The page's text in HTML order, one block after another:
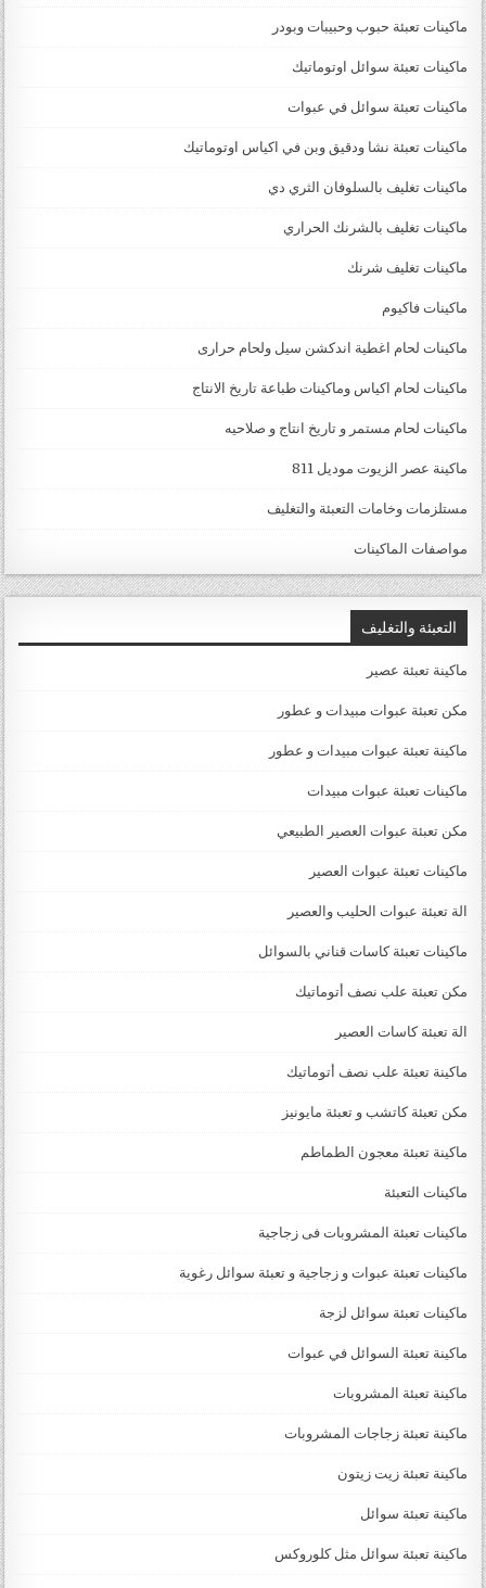
ماكينات تعبئة حبوب وحبيبات وبودر
ماكينات تعبئة سوائل اوتوماتيك
ماكينات تعبئة سوائل في عبوات
ماكينات تعبئة نشا ودقيق وبن في اكياس اوتوماتيك
ماكينات تغليف بالسلوفان الثري دي
ماكينات تغليف بالشرنك الحراري
ماكينات تغليف شرنك
ماكينات فاكيوم
ماكينات لحام اغطية اندكشن سيل ولحام حرارى
ماكينات لحام اكياس وماكينات طباعة تاريخ الانتاج
ماكينات لحام مستمر و تاريخ انتاج و صلاحيه
ماكينة عصر الزيوت موديل 811
مستلزمات وخامات التعبئة والتغليف
مواصفات الماكينات
التعبئة والتغليف
ماكينة تعبئة عصير
مكن تعبئة عبوات مبيدات و عطور
ماكينة تعبئة عبوات مبيدات و عطور
ماكينات تعبئة عبوات مبيدات
مكن تعبئة عبوات العصير الطبيعي
ماكينات تعبئة عبوات العصير
الة تعبئة عبوات الحليب والعصير
ماكينات تعبئة كاسات قناني بالسوائل
مكن تعبئة علب نصف أتوماتيك
الة تعبئة كاسات العصير
ماكينة تعبئة علب نصف أتوماتيك
مكن تعبئة كاتشب و تعبئة مايونيز
ماكينة تعبئة معجون الطماطم
ماكينات التعبئة
ماكينات تعبئة المشروبات فى زجاجية
ماكينات تعبئة عبوات و زجاجية و تعبئة سوائل رغوية
ماكينات تعبئة سوائل لزجة
‏‏‏ماكينة تعبئة السوائل في عبوات
ماكينة تعبئة المشروبات
ماكينة تعبئة زجاجات المشروبات
ماكينة تعبئة زيت زيتون
ماكينة تعبئة سوائل
ماكينة تعبئة سوائل مثل كلوروكس